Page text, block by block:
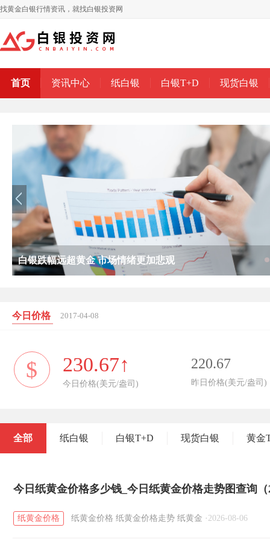
找黄金白银行情资讯，就找白银投资网
首页 资讯中心 纸白银 白银T+D 现货白银
白银跌幅远超黄金 市场情绪更加悲观
今日价格 2017-04-08
$ 230.67↑
今日价格(美元/盎司)
220.67
昨日价格(美元/盎司)
全部 纸白银 白银T+D 现货白银 黄金
今日纸黄金价格多少钱_今日纸黄金价格走势图查询（
纸黄金价格 纸黄金价格 纸黄金价格走势 纸黄金 · 2026-08-06